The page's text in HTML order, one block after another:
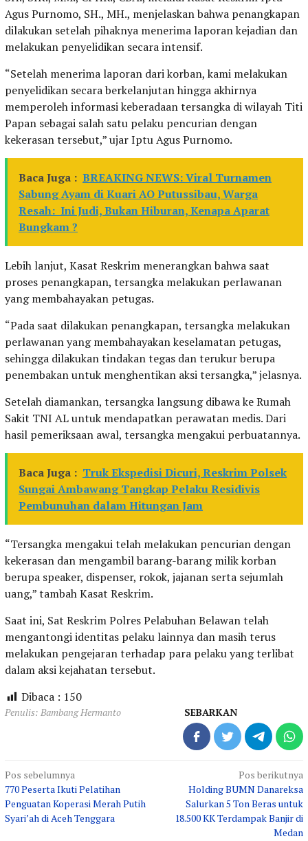
Agus Purnomo, SH., MH., menjelaskan bahwa penangkapan
dilakukan setelah pihaknya menerima laporan kejadian dan
melakukan penyelidikan secara intensif.
“Setelah menerima laporan dari korban, kami melakukan
penyelidikan secara berkelanjutan hingga akhirnya
memperoleh informasi keberadaan tersangka di wilayah Titi
Papan sebagai salah satu pelaku pencurian dengan
kekerasan tersebut,” ujar Iptu Agus Purnomo.
Baca Juga : BREAKING NEWS: Viral Turnamen
Sabung Ayam di Kuari AO Putussibau, Warga
Resah: Ini Judi, Bukan Hiburan, Kenapa Aparat
Bungkam ?
Lebih lanjut, Kasat Reskrim menerangkan bahwa saat
proses penangkapan, tersangka melakukan perlawanan
yang membahayakan petugas.
“Pada saat dilakukan penangkapan, tersangka melakukan
perlawanan yang membahayakan keselamatan petugas,
sehingga dilakukan tindakan tegas dan terukur berupa
penembakan untuk menghentikan aksi tersangka,” jelasnya.
Setelah diamankan, tersangka langsung dibawa ke Rumah
Sakit TNI AL untuk mendapatkan perawatan medis. Dari
hasil pemeriksaan awal, tersangka mengakui perbuatannya.
Baca Juga : Truk Ekspedisi Dicuri, Reskrim Polsek
Sungai Ambawang Tangkap Pelaku Residivis
Pembunuhan dalam Hitungan Jam
“Tersangka mengakui telah melakukan pencurian dengan
kekerasan dan mengambil barang-barang milik korban
berupa speaker, dispenser, rokok, jajanan serta sejumlah
uang,” tambah Kasat Reskrim.
Saat ini, Sat Reskrim Polres Pelabuhan Belawan telah
mengantongi identitas pelaku lainnya dan masih terus
melakukan pengejaran terhadap para pelaku yang terlibat
dalam aksi kejahatan tersebut.
Dibaca : 150
Penulis: Bambang Hermanto SEBARKAN
Navigasi
pos
Pos sebelumnya
770 Peserta Ikuti Pelatihan
Penguatan Koperasi Merah Putih
Syari’ah di Aceh Tenggara
Pos berikutnya
Holding BUMN Danareksa
Salurkan 5 Ton Beras untuk
18.500 KK Terdampak Banjir di
Medan